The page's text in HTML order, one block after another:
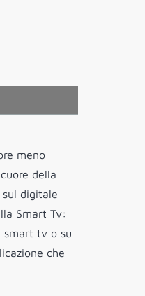
meno
della
digitale
Smart Tv:
smart tv o su
che